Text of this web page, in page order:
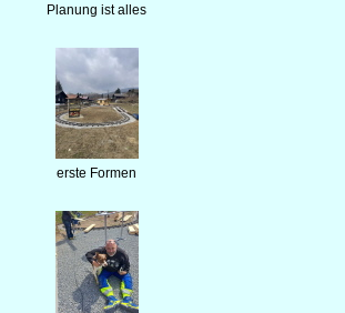
Planung ist alles
erste Formen